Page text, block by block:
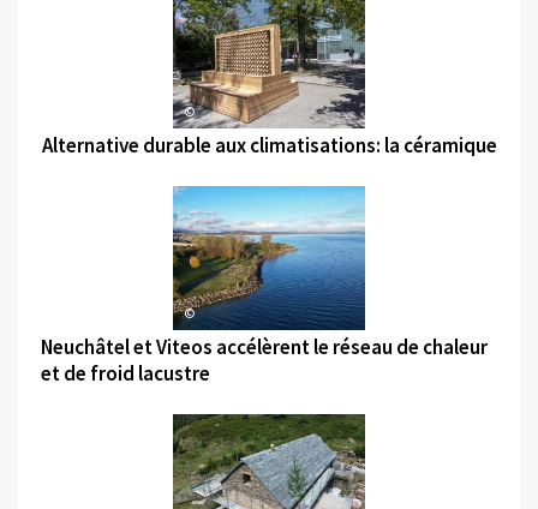
©
Alternative durable aux climatisations: la céramique
©
Neuchâtel et Viteos accélèrent le réseau de chaleur
et de froid lacustre